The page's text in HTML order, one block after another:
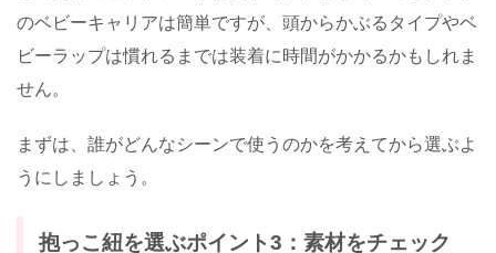
のベビーキャリアは簡単ですが、頭からかぶるタイプやベ
ビーラップは慣れるまでは装着に時間がかかるかもしれま
せん。
まずは、誰がどんなシーンで使うのかを考えてから選ぶよ
うにしましょう。
抱っこ紐を選ぶポイント3：素材をチェック